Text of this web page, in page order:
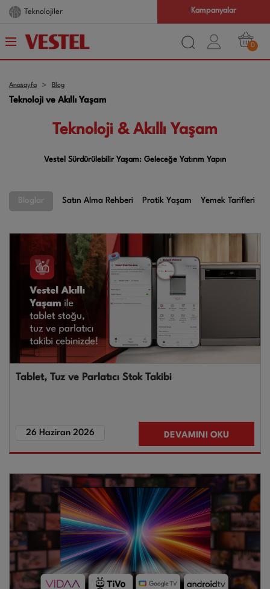
Teknolojiler Kampanyalar
0
Anasayfa Blog
Teknoloji ve Akıllı Yaşam
Teknoloji & Akıllı Yaşam
Vestel Sürdürülebilir Yaşam: Geleceğe Yatırım Yapın
Bloglar Satın Alma Rehberi Pratik Yaşam Yemek Tarifleri
Tablet, Tuz ve Parlatıcı Stok Takibi
26 Haziran 2026 DEVAMINI OKU